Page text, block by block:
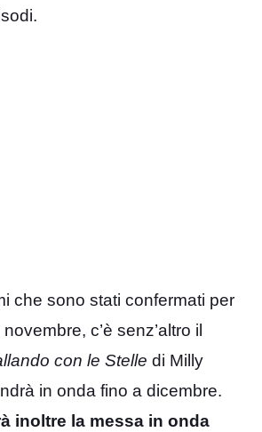
che sono stati confermati per
c’è senz’altro il
con le Stelle di Milly
in onda fino a dicembre.
inoltre la messa in onda